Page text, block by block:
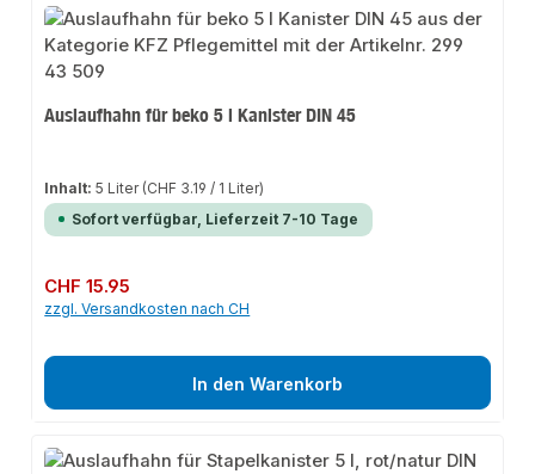
Auslaufhahn für beko 5 l Kanister DIN 45
Inhalt:5 Liter (CHF 3.19 / 1 Liter)
Sofort verfügbar, Lieferzeit 7-10 Tage
Regulärer Preis:
CHF 15.95
zzgl. Versandkosten nach CH
In den Warenkorb